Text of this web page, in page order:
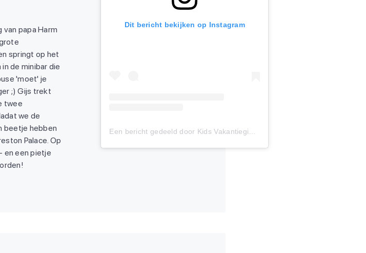
van papa Harm
springt op het
de minibar die
'moet' je
;) Gijs trekt
twee
we de
beetje hebben
Palace. Op
en een pietje
Dit bericht bekijken op Instagram
Een bericht gedeeld door Kids Vakantiegids (@kidsvakantiegids)